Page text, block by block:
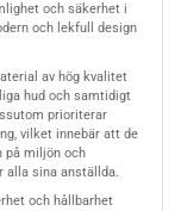
och säkerhet i
och lekfull design
av hög kvalitet
hud och samtidigt
prioriterar
vilket innebär att de
på miljön och
alla sina anställda.
och hållbarhet